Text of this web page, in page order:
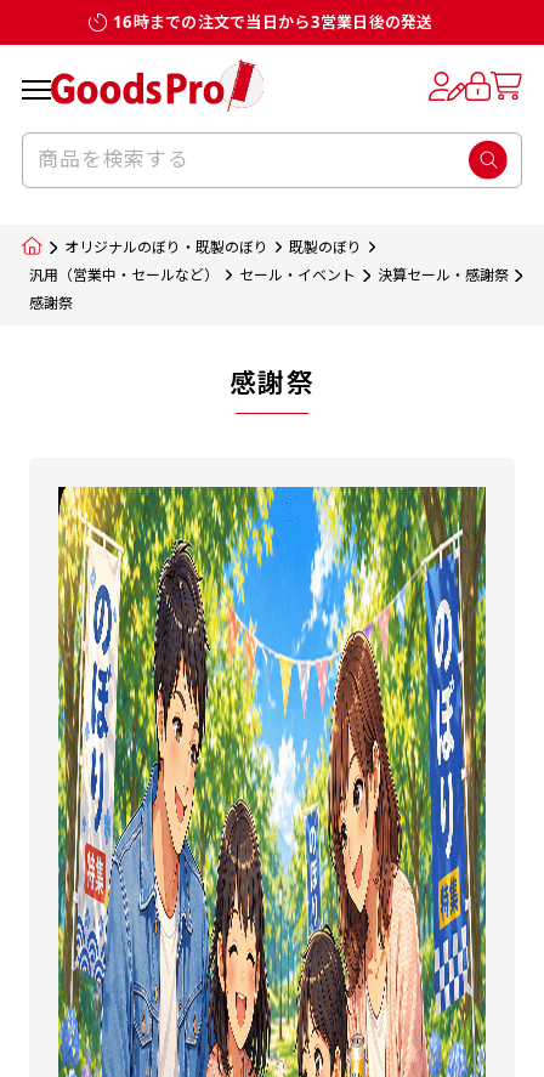
16時までの注文で当日から3営業日後の発送
オリジナルのぼり・既製のぼり
既製のぼり
汎用（営業中・セールなど）
セール・イベント
決算セール・感謝祭
感謝祭
感謝祭